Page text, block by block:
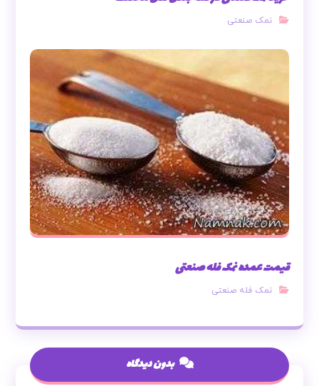
نمک صنعتی
قیمت عمده نمک فله صنعتی
نمک فله صنعتی
بدون دیدگاه